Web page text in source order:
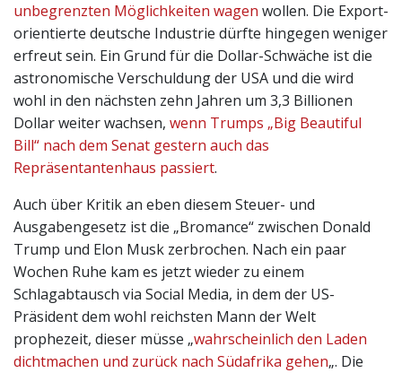
unbegrenzten Möglichkeiten wagen wollen. Die Export-
orientierte deutsche Industrie dürfte hingegen weniger
erfreut sein. Ein Grund für die Dollar-Schwäche ist die
astronomische Verschuldung der USA und die wird
wohl in den nächsten zehn Jahren um 3,3 Billionen
Dollar weiter wachsen, wenn Trumps „Big Beautiful
Bill“ nach dem Senat gestern auch das
Repräsentantenhaus passiert.
Auch über Kritik an eben diesem Steuer- und
Ausgabengesetz ist die „Bromance“ zwischen Donald
Trump und Elon Musk zerbrochen. Nach ein paar
Wochen Ruhe kam es jetzt wieder zu einem
Schlagabtausch via Social Media, in dem der US-
Präsident dem wohl reichsten Mann der Welt
prophezeit, dieser müsse „wahrscheinlich den Laden
dichtmachen und zurück nach Südafrika gehen„. Die